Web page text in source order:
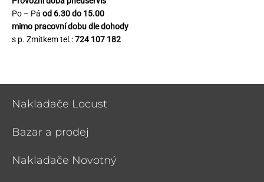
Po – Pá od 6.30 do 15.00
mimo pracovní dobu dle dohody
s p. Zmítkem tel.:724 107 182
Nakladače Locust
Bazar a prodej
Nakladače Novotný